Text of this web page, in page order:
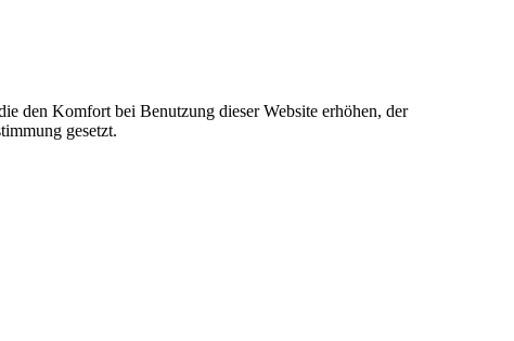
den Komfort bei Benutzung dieser Website erhöhen, der
gesetzt.